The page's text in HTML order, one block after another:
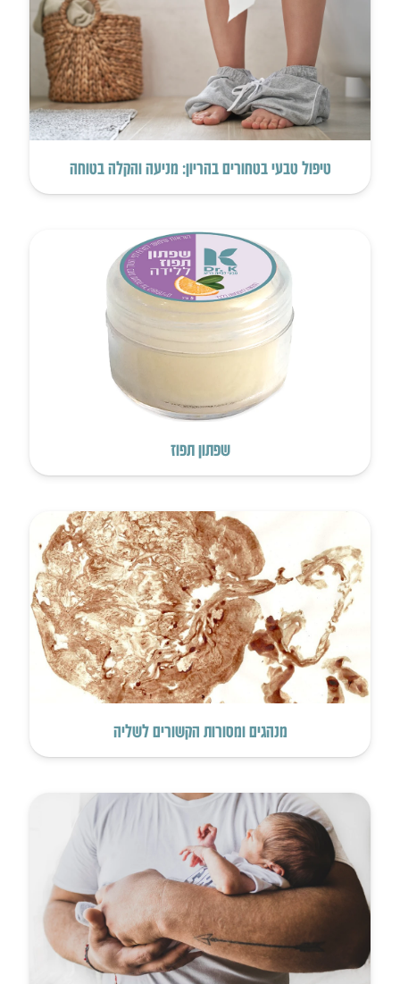
טיפול טבעי בטחורים בהריון: מניעה והקלה בטוחה
שפתון תפוז
מנהגים ומסורות הקשורים לשליה